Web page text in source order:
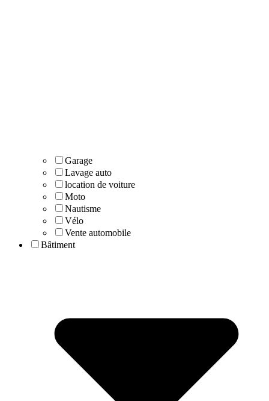
Garage
Lavage auto
location de voiture
Moto
Nautisme
Vélo
Vente automobile
Bâtiment